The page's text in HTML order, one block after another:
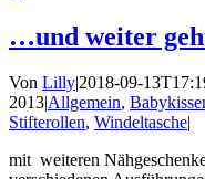
…und weiter
Von Lilly|2018-09-
2013|Allgemein,
Stifterollen, Windeltasche|
mit weiteren